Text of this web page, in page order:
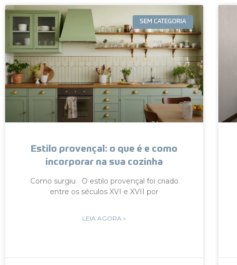
SEM CATEGORIA
Estilo provençal: o que é e como
incorporar na sua cozinha
Como surgiu O estilo provençal foi criado
entre os séculos XVI e XVII por
LEIA AGORA »